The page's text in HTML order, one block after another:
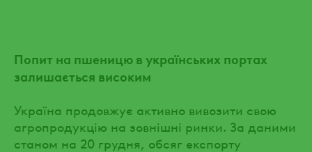
Попит на пшеницю в українських портах
залишається високим
Україна продовжує активно вивозити свою
агропродукцію на зовнішні ринки. За даними
станом на 20 грудня, обсяг експорту